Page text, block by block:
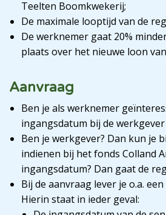
Teelten Boomkwekerij;
De maximale looptijd van de
De werknemer gaat 20%
plaats over het nieuwe loon
Aanvraag
Ben je als werknemer
ingangsdatum bij de
Ben je werkgever? Dan kun je
indienen bij het fonds Colland
ingangsdatum? Dan gaat de
Bij de aanvraag lever je o.a.
Hierin staat in ieder geval: